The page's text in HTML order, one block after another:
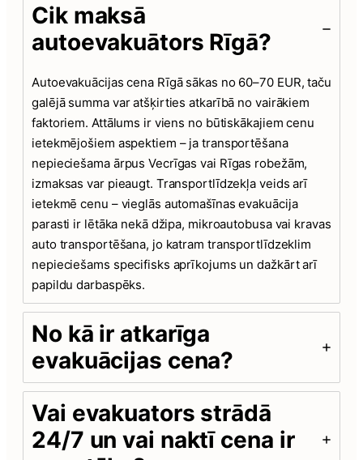
Cik maksā
autoevakuātors Rīgā?
Autoevakuācijas cena Rīgā sākas no 60–70 EUR, taču
galējā summa var atšķirties atkarībā no vairākiem
faktoriem. Attālums ir viens no būtiskākajiem cenu
ietekmējošiem aspektiem – ja transportēšana
nepieciešama ārpus Vecrīgas vai Rīgas robežām,
izmaksas var pieaugt. Transportlīdzekļa veids arī
ietekmē cenu – vieglās automašīnas evakuācija
parasti ir lētāka nekā džipa, mikroautobusa vai kravas
auto transportēšana, jo katram transportlīdzeklim
nepieciešams specifisks aprīkojums un dažkārt arī
papildu darbaspēks.
No kā ir atkarīga
evakuācijas cena?
Vai evakuators strādā
24/7 un vai naktī cena ir